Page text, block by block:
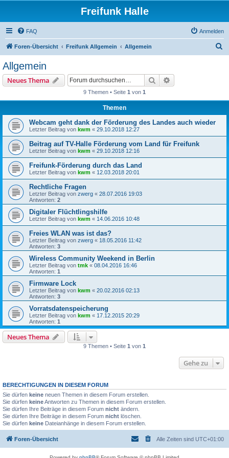
Freifunk Halle
FAQ Anmelden
Foren-Übersicht Freifunk Allgemein Allgemein
Allgemein
Neues Thema Suche
9 Themen • Seite 1 von 1
Themen
Webcam geht dank der Förderung des Landes auch wieder
Letzter Beitrag von kwm « 29.10.2018 12:27
Beitrag auf TV-Halle Förderung vom Land für Freifunk
Letzter Beitrag von kwm « 29.10.2018 12:16
Freifunk-Förderung durch das Land
Letzter Beitrag von kwm « 12.03.2018 20:01
Rechtliche Fragen
Letzter Beitrag von zwerg « 28.07.2016 19:03
Antworten: 2
Digitaler Flüchtlingshilfe
Letzter Beitrag von kwm « 14.06.2016 10:48
Freies WLAN was ist das?
Letzter Beitrag von zwerg « 18.05.2016 11:42
Antworten: 3
Wireless Community Weekend in Berlin
Letzter Beitrag von tmk « 08.04.2016 16:46
Antworten: 1
Firmware Lock
Letzter Beitrag von kwm « 20.02.2016 02:13
Antworten: 3
Vorratsdatenspeicherung
Letzter Beitrag von kwm « 17.12.2015 20:29
Antworten: 1
Neues Thema
9 Themen • Seite 1 von 1
Gehe zu
BERECHTIGUNGEN IN DIESEM FORUM
Sie dürfen keine neuen Themen in diesem Forum erstellen.
Sie dürfen keineAntworten zu Themen in diesem Forum erstellen.
Sie dürfen Ihre Beiträge in diesem Forum nicht ändern.
Sie dürfen Ihre Beiträge in diesem Forum nicht löschen.
Sie dürfen keine Dateianhänge in diesem Forum erstellen.
Foren-Übersicht Alle Zeiten sind UTC+01:00